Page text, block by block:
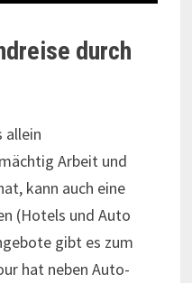
durch
allein
Arbeit und
kann auch eine
(Hotels und Auto
gibt es zum
hat neben Auto-